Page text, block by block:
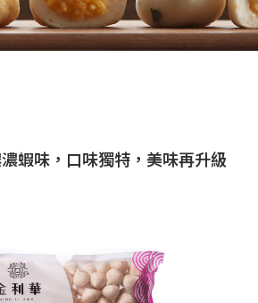
蝦味，口味獨特，美味再升級